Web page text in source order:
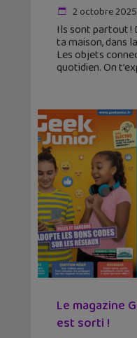
2 octobre 2025
Ils sont partout !
ta maison, dans
Les objets
quotidien. On
Le magazine
est sorti !